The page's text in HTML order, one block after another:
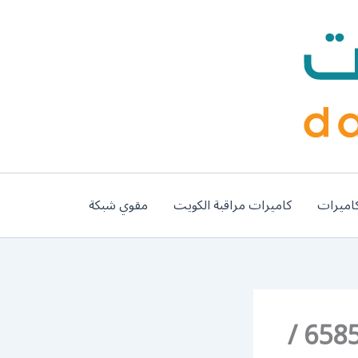
كاميرات مراقبة الكويت مقوي شبكة
رقم تفصيل مطابخ المنيوم صبحان / 65857744 /